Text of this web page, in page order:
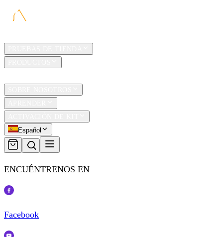
Español
ENCUÉNTRENOS EN
Facebook